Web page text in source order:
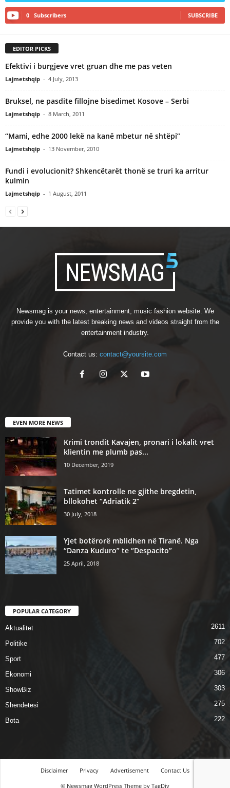
0 Subscribers SUBSCRIBE
EDITOR PICKS
Efektivi i burgjeve vret gruan dhe me pas veten
Lajmetshqip - 4 July, 2013
Bruksel, ne pasdite fillojne bisedimet Kosove – Serbi
Lajmetshqip - 8 March, 2011
“Mami, edhe 2000 lekë na kanë mbetur në shtëpi”
Lajmetshqip - 13 November, 2010
Fundi i evolucionit? Shkencëtarët thonë se truri ka arritur
kulmin
Lajmetshqip - 1 August, 2011
Newsmag is your news, entertainment, music fashion website. We
provide you with the latest breaking news and videos straight from the
entertainment industry.
Contact us: contact@yoursite.com
EVEN MORE NEWS
Krimi trondit Kavajen, pronari i lokalit vret
klientin me plumb pas...
10 December, 2019
Tatimet kontrolle ne gjithe bregdetin,
bllokohet “Adriatik 2”
30 July, 2018
Yjet botërorë mblidhen në Tiranë. Nga
“Danza Kuduro” te “Despacito”
25 April, 2018
POPULAR CATEGORY
Aktualitet 2611
Politike 702
Sport 477
Ekonomi 306
ShowBiz 303
Shendetesi 275
Bota 222
Disclaimer Privacy Advertisement
Contact Us
© Newsmag WordPress Theme by TagDiv